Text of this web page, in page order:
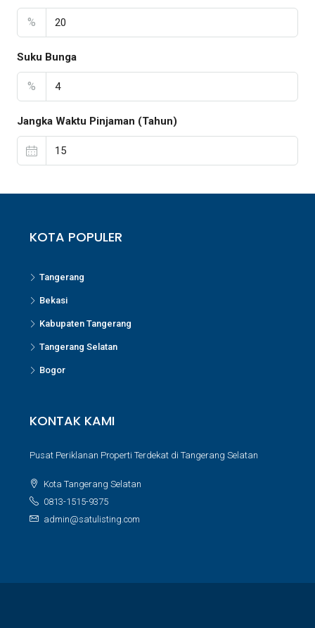
%
Suku Bunga
%
Jangka Waktu Pinjaman (Tahun)
KOTA POPULER
Tangerang
Bekasi
Kabupaten Tangerang
Tangerang Selatan
Bogor
KONTAK KAMI
Pusat Periklanan Properti Terdekat di Tangerang Selatan
Kota Tangerang Selatan
0813-1515-9375
admin@satulisting.com